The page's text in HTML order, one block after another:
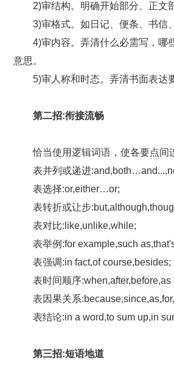
2)审结构。明确开始部分、正文
3)审格式。如日记、便条、书信
4)审内容。弄清什么必需写，哪
意思。
5)审人称和时态。弄清书面表达
第二招:衔接流畅
恰当使用逻辑词语，使各要点间
表并列或递进
表选择:or,either…or;
表转折或让步
表对比:like,unlike,while;
表举例:for example,such
表强调:in fact,of course,besides;
表时间顺序
表因果关系
表结论:in a word,to sum up,in
第三招:短语地道